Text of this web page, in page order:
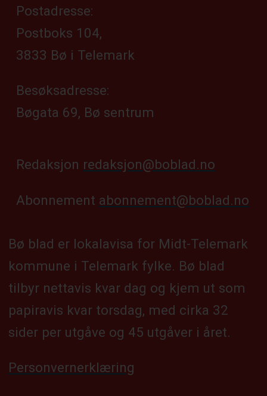
Postadresse:
Postboks 104,
3833 Bø i Telemark
Besøksadresse:
Bøgata 69, Bø sentrum
Redaksjon redaksjon@boblad.no
Abonnement abonnement@boblad.no
Bø blad er lokalavisa for Midt-Telemark
kommune i Telemark fylke. Bø blad
tilbyr nettavis kvar dag og kjem ut som
papiravis kvar torsdag, med cirka 32
sider per utgåve og 45 utgåver i året.
Personvernerklæring